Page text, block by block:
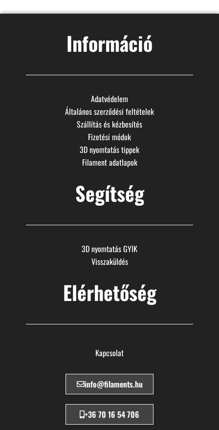
Információ
Adatvédelem
Általános szerződési feltételek
Szállítás és kézbesítés
Fizetési módok
3D nyomtatás tippek
Filament adatlapok
Segítség
3D nyomtatás GYIK
Visszaküldés
Elérhetőség
Kapcsolat
info@filaments.hu
+36 70 16 54 706